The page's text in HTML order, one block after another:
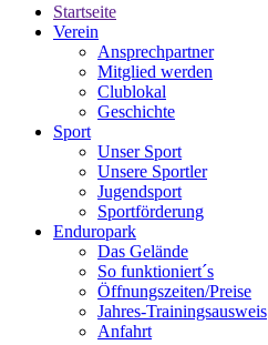
Startseite
Verein
Ansprechpartner
Mitglied werden
Clublokal
Geschichte
Sport
Unser Sport
Unsere Sportler
Jugendsport
Sportförderung
Enduropark
Das Gelände
So funktioniert´s
Öffnungszeiten/Preise
Jahres-Trainingsausweis
Anfahrt